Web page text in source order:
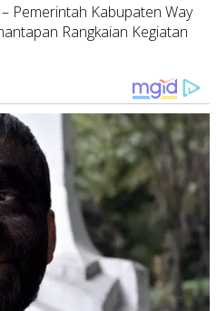
Pemerintah Kabupaten Way
Rangkaian Kegiatan